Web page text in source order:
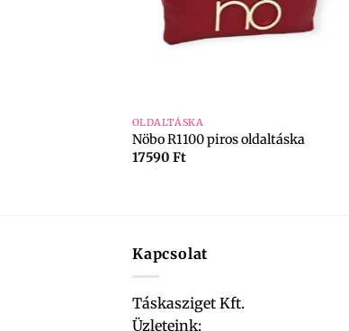
OLDALTÁSKA
Nöbo R1100 piros oldaltáska
17590 Ft
Kapcsolat
Táskasziget Kft.
Üzleteink: